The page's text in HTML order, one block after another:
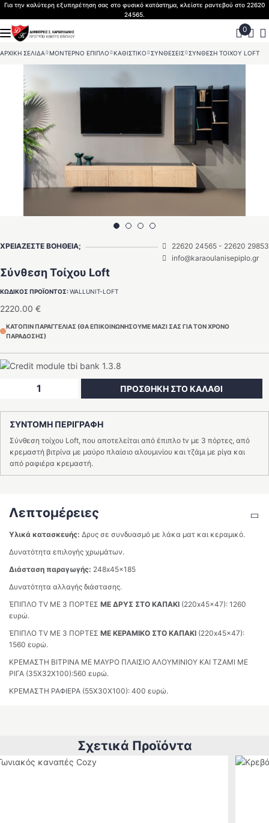
Skip
to
content
Για την καλύτερη εξυπηρέτηση σας στο φυσικό κατάστημα, κλείστε ραντεβού στο 22620
24565.
ΑΡΧΙΚΗ ΣΕΛΙΔΑ>ΜΟΝΤΕΡΝΟ ΕΠΙΠΛΟ>ΚΑΘΙΣΤΙΚΟ>ΣΥΝΘΕΣΕΙΣ>ΣΥΝΘΕΣΗ ΤΟΙΧΟΥ LOFT
ΧΡΕΙΑΖΕΣΤΕ ΒΟΗΘΕΙΑ; 22620 24565 - 22620 29853
info@karaoulanisepiplo.gr
Σύνθεση Τοίχου Loft
ΚΩΔΙΚΟΣ ΠΡΟΪΟΝΤΟΣ:WALLUNIT-LOFT
2220.00 €
ΚΑΤΟΠΙΝ ΠΑΡΑΓΓΕΛΙΑΣ (ΘΑ ΕΠΙΚΟΙΝΩΝΗΣΟΥΜΕ ΜΑΖΙ ΣΑΣ ΓΙΑ ΤΟΝ ΧΡΟΝΟ
ΠΑΡΑΔΟΣΗΣ)
Loft
ποσότητα
ΠΡΟΣΘΗΚΗ ΣΤΟ ΚΑΛΑΘΙ
ΣΥΝΤΟΜΗ ΠΕΡΙΓΡΑΦΗ
Σύνθεση τοίχου Loft, που αποτελείται από έπιπλο tv με 3 πόρτες, από
κρεμαστή βιτρίνα με μαύρο πλαίσιο αλουμινίου και τζάμι με ρίγα και
από ραφιέρα κρεμαστή.
Λεπτομέρειες
Υλικά κατασκευής: Δρυς σε συνδυασμό με λάκα ματ και κεραμικό.
Δυνατότητα επιλογής χρωμάτων.
Διάσταση παραγωγής: 248x45x185
Δυνατότητα αλλαγής διάστασης.
ΈΠΙΠΛΟ TV ΜΕ 3 ΠΟΡΤΕΣ ΜΕ ΔΡΥΣ ΣΤΟ ΚΑΠΑΚΙ (220x45x47): 1260
ευρώ.
ΈΠΙΠΛΟ TV ΜΕ 3 ΠΟΡΤΕΣ ΜΕ ΚΕΡΑΜΙΚΟ ΣΤΟ ΚΑΠΑΚΙ (220x45x47):
1560 ευρώ.
ΚΡΕΜΑΣΤΗ ΒΙΤΡΙΝΑ ΜΕ ΜΑΥΡΟ ΠΛΑΙΣΙΟ ΑΛΟΥΜΙΝΙΟΥ ΚΑΙ ΤΖΑΜΙ ΜΕ
ΡΙΓΑ (35X32X100):560 ευρώ.
ΚΡΕΜΑΣΤΗ ΡΑΦΙΕΡΑ (55X30X100): 400 ευρώ.
Σχετικά Προϊόντα